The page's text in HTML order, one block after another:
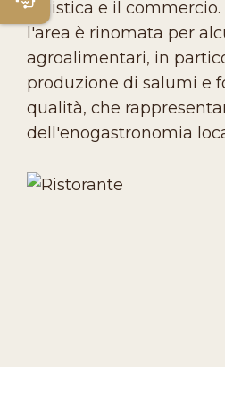
logistica e il
l'area è rinomata per
agroalimentari, in
produzione di salumi e
qualità, che
dell'enogastronomia